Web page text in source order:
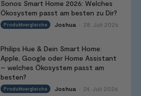
Sonos Smart Home 2026: Welches
Ökosystem passt am besten zu Dir?
Produktvergleiche Joshua 28. Juli 2026
Philips Hue & Dein Smart Home:
Apple, Google oder Home Assistant
– welches Ökosystem passt am
besten?
Produktvergleiche Joshua 24. Juli 2026